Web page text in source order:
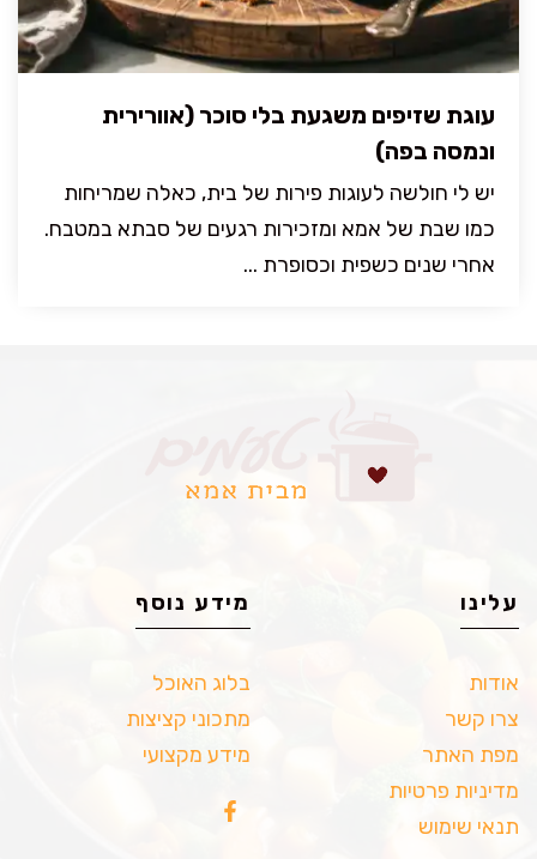
עוגת שזיפים משגעת בלי סוכר (אוורירית
ונמסה בפה)
יש לי חולשה לעוגות פירות של בית, כאלה שמריחות
כמו שבת של אמא ומזכירות רגעים של סבתא במטבח.
אחרי שנים כשפית וכסופרת ...
עלינו
אודות
צרו קשר
מפת האתר
מדיניות פרטיות
תנאי שימוש
מידע נוסף
בלוג האוכל
מתכוני קציצות
מידע מקצועי